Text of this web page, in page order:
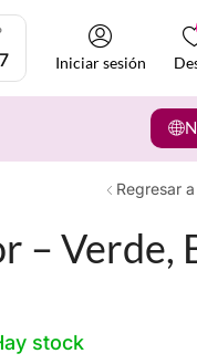
Iniciar sesión
Regresar
– Verde,
stock